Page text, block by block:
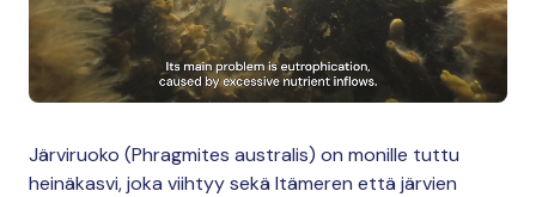
Järviruoko (Phragmites australis) on monille tuttu
heinäkasvi, joka viihtyy sekä Itämeren että järvien